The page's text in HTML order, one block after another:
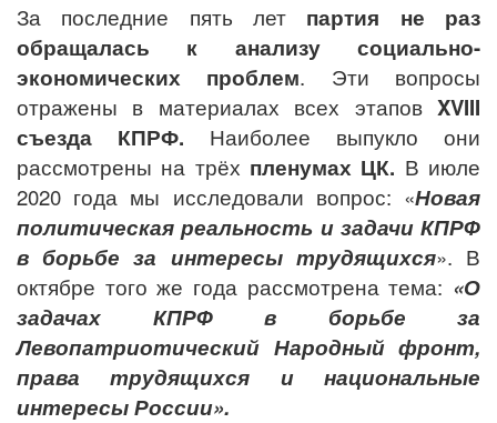
За последние пять лет партия не раз
обращалась к анализу социально-
экономических проблем. Эти вопросы
отражены в материалах всех этапов XVIII
съезда КПРФ. Наиболее выпукло они
рассмотрены на трёх пленумах ЦК. В июле
2020 года мы исследовали вопрос: «Новая
политическая реальность и задачи КПРФ
в борьбе за интересы трудящихся». В
октябре того же года рассмотрена тема: «О
задачах КПРФ в борьбе за
Левопатриотический Народный фронт,
права трудящихся и национальные
интересы России».